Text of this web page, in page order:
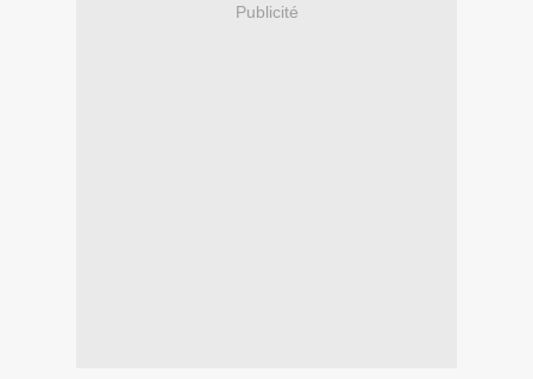
Publicité